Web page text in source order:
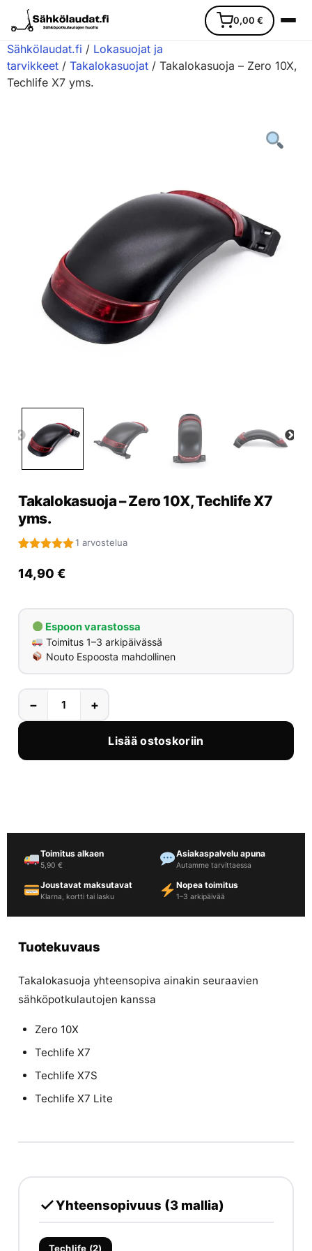
0,00 €
Lisävarusteet
Huoltopalvelu
Yrityksille
Sähkölaudat.fi / Lokasuojat ja
tarvikkeet / Takalokasuojat / Takalokasuoja – Zero 10X,
Techlife X7 yms.
Takalokasuoja – Zero 10X, Techlife X7
yms.
5:stä
perustuen
1 arvostelua
14,90 €
Espoon varastossa
Toimitus 1–3 arkipäivässä
Nouto Espoosta mahdollinen
− +
Lisää ostoskoriin
Toimitus alkaen
5,90 €
Asiakaspalvelu apuna
Autamme tarvittaessa
Joustavat maksutavat
Klarna, kortti tai lasku
Nopea toimitus
1–3 arkipäivää
Tuotekuvaus
Takalokasuoja yhteensopiva ainakin seuraavien
sähköpotkulautojen kanssa
Zero 10X
Techlife X7
Techlife X7S
Techlife X7 Lite
Yhteensopivuus (3 mallia)
Techlife (2)